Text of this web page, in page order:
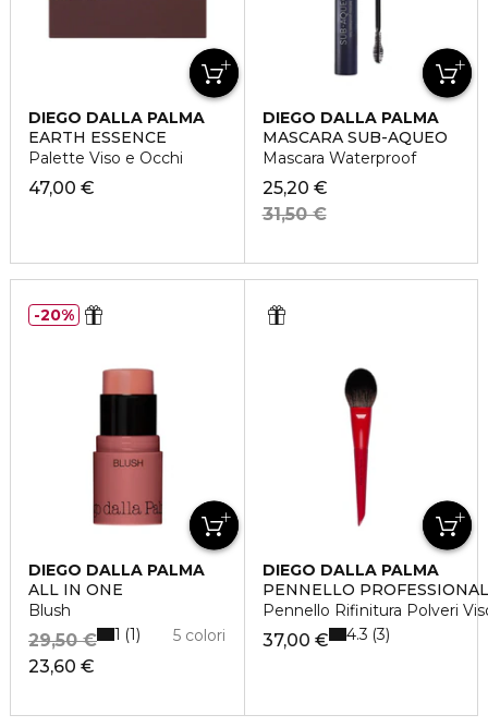
DIEGO DALLA PALMA
EARTH ESSENCE
Palette Viso e Occhi
47,00 €
DIEGO DALLA PALMA
MASCARA SUB-AQUEO
Mascara Waterproof
25,20 €
31,50 €
DIEGO DALLA PALMA
ALL IN ONE
Blush
23,60 €
29,50 € 5 colori
1 1
20%
DIEGO DALLA PALMA
PENNELLO
Pennello Rifinitura Polveri
37,00 € 4.3 3